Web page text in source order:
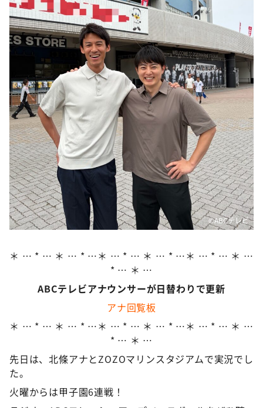
©ABCテレビ
＊ … * … ＊ … * …＊ … * … ＊ … * …＊ … * … ＊ …
* … ＊ …
ABCテレビアナウンサーが日替わりで更新
アナ回覧板
＊ … * … ＊ … * …＊ … * … ＊ … * …＊ … * … ＊ …
* … ＊ …
先日は、北條アナとZOZOマリンスタジアムで実況でし
た。
火曜からは甲子園6連戦！